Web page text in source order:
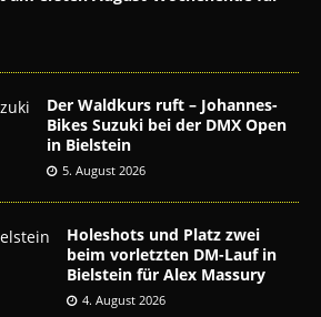
Der Waldkurs ruft – Johannes-
Bikes Suzuki bei der DMX Open
in Bielstein
5. August 2026
Holeshots und Platz zwei
beim vorletzten DM-Lauf in
Bielstein für Alex Massury
4. August 2026